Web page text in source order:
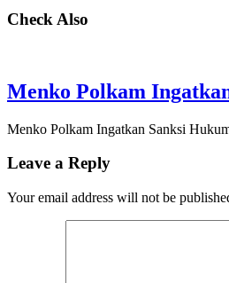
Check Also
Menko Polkam
Menko Polkam Ingatkan Sanksi
Leave a Reply
Your email address will not be